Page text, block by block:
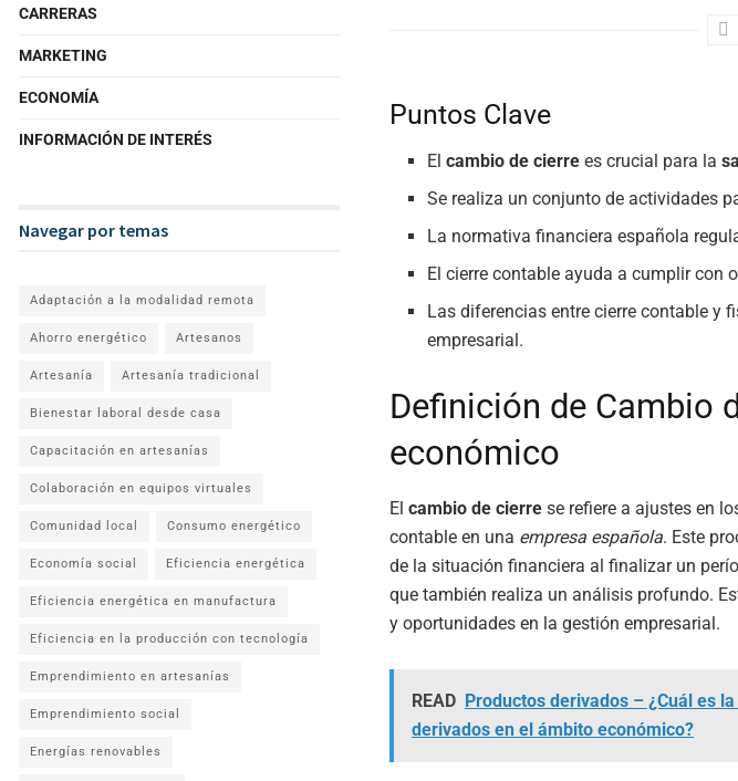
Puntos Clave
Elcambio de cierre es crucial para la
Se realiza un conjunto de actividades
La normativa financiera española
El cierre contable ayuda a cumplir con
Las diferencias entre cierre contable y
empresarial.
Definición de Cambio
económico
El cambio de cierre se refiere a ajustes en
contable en una empresa española. Este
de la situación financiera al finalizar un
que también realiza un análisis profundo.
y oportunidades en la gestión empresarial.
READ Productos derivados – ¿Cuál es
derivados en el ámbito económico?
CARRERAS
MARKETING
ECONOMÍA
INFORMACIÓN DE INTERÉS
Navegar por temas
Adaptación a la modalidad remota
Ahorro energético Artesanos
Artesanía Artesanía tradicional
Bienestar laboral desde casa
Capacitación en artesanías
Colaboración en equipos virtuales
Comunidad local Consumo energético
Economía social Eficiencia energética
Eficiencia energética en manufactura
Eficiencia en la producción con tecnología
Emprendimiento en artesanías
Emprendimiento social
Energías renovables